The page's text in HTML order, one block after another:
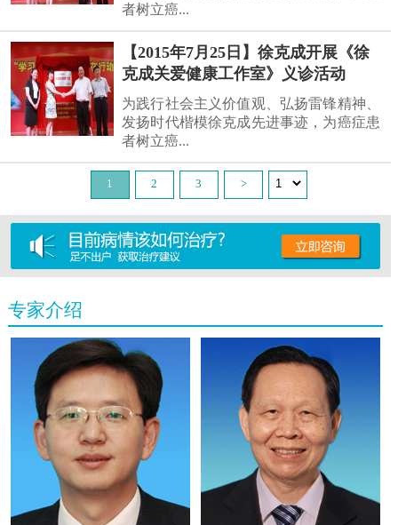
者树立癌...
【2015年7月25日】徐克成开展《徐
克成关爱健康工作室》义诊活动
为践行社会主义价值观、弘扬雷锋精神、
发扬时代楷模徐克成先进事迹，为癌症患
者树立癌...
1 2 3 >
专家介绍